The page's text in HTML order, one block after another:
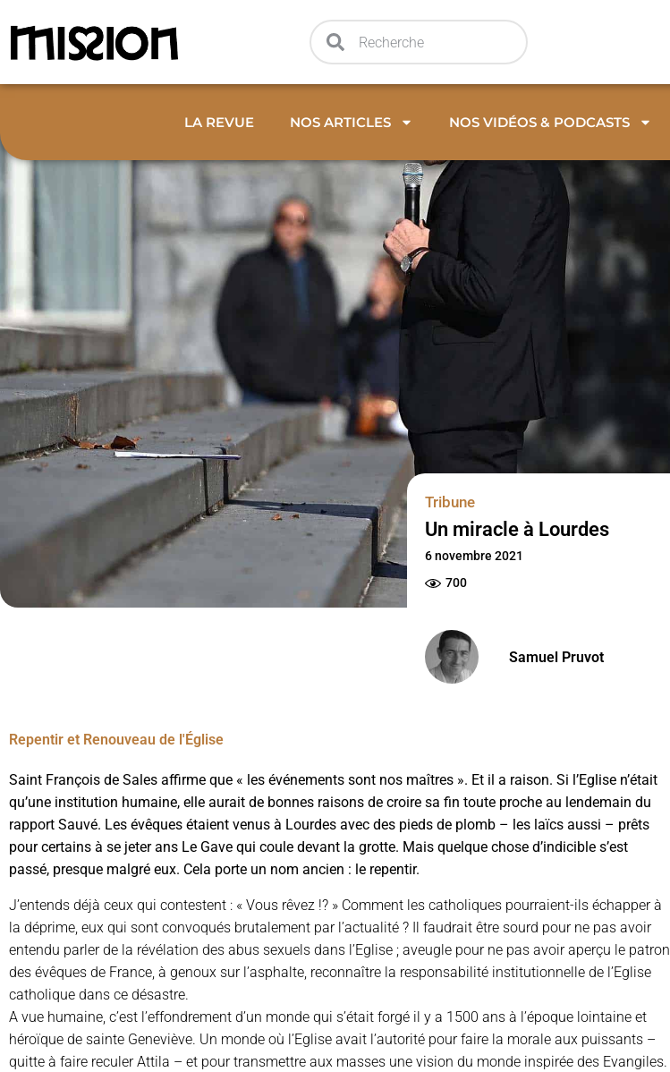
LA REVUE NOS ARTICLES NOS VIDÉOS & PODCASTS
Tribune
Un miracle à Lourdes
6 novembre 2021
700
Samuel Pruvot
Repentir et Renouveau de l'Église
Saint François de Sales affirme que « les événements sont nos maîtres ». Et il a raison. Si l’Eglise n’était
qu’une institution humaine, elle aurait de bonnes raisons de croire sa fin toute proche au lendemain du
rapport Sauvé. Les évêques étaient venus à Lourdes avec des pieds de plomb – les laïcs aussi – prêts
pour certains à se jeter ans Le Gave qui coule devant la grotte. Mais quelque chose d’indicible s’est
passé, presque malgré eux. Cela porte un nom ancien : le repentir.
J’entends déjà ceux qui contestent : « Vous rêvez !? » Comment les catholiques pourraient-ils échapper à
la déprime, eux qui sont convoqués brutalement par l’actualité ? Il faudrait être sourd pour ne pas avoir
entendu parler de la révélation des abus sexuels dans l’Eglise ; aveugle pour ne pas avoir aperçu le patron
des évêques de France, à genoux sur l’asphalte, reconnaître la responsabilité institutionnelle de l’Eglise
catholique dans ce désastre.
A vue humaine, c’est l’effondrement d’un monde qui s’était forgé il y a 1500 ans à l’époque lointaine et
héroïque de sainte Geneviève. Un monde où l’Eglise avait l’autorité pour faire la morale aux puissants –
quitte à faire reculer Attila – et pour transmettre aux masses une vision du monde inspirée des Evangiles.